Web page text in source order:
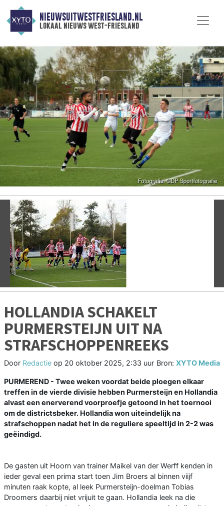
NIEUWSUITWESTFRIESLAND.NL
lokaal nieuws west-friesland
Vorige
HOLLANDIA SCHAKELT
PURMERSTEIJN UIT NA
STRAFSCHOPPENREEKS
Door Redactie op 20 oktober 2025, 2:33 uur Bron: XYTO Media
PURMEREND - Twee weken voordat beide ploegen elkaar
treffen in de vierde divisie hebben Purmersteijn en Hollandia
alvast een enerverend voorproefje getoond in het toernooi
om de districtsbeker. Hollandia won uiteindelijk na
strafschoppen nadat het in de reguliere speeltijd in 2-2 was
geëindigd.
De gasten uit Hoorn van trainer Maikel van der Werff kenden in
ieder geval een prima start toen Jim Broers al binnen viijf
minuten raak kopte, al leek Purmersteijn-doelman Tobias
Droomers daarbij niet vrijuit te gaan. Hollandia leek na die